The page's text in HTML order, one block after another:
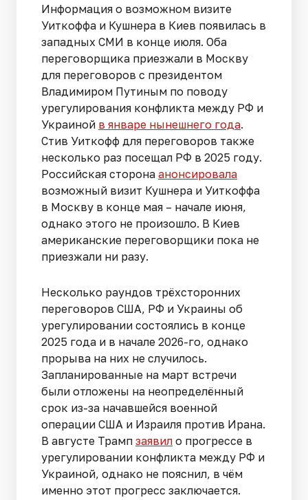
Информация о возможном визите
Уиткоффа и Кушнера в Киев появилась в
западных СМИ в конце июля. Оба
переговорщика приезжали в Москву
для переговоров с президентом
Владимиром Путиным по поводу
урегулирования конфликта между РФ и
Украиной в январе нынешнего года.
Стив Уиткофф для переговоров также
несколько раз посещал РФ в 2025 году.
Российская сторона анонсировала
возможный визит Кушнера и Уиткоффа
в Москву в конце мая – начале июня,
однако этого не произошло. В Киев
американские переговорщики пока не
приезжали ни разу.
Несколько раундов трёхсторонних
переговоров США, РФ и Украины об
урегулировании состоялись в конце
2025 года и в начале 2026-го, однако
прорыва на них не случилось.
Запланированные на март встречи
были отложены на неопределённый
срок из-за начавшейся военной
операции США и Израиля против Ирана.
В августе Трамп заявил о прогрессе в
урегулировании конфликта между РФ и
Украиной, однако не пояснил, в чём
именно этот прогресс заключается.